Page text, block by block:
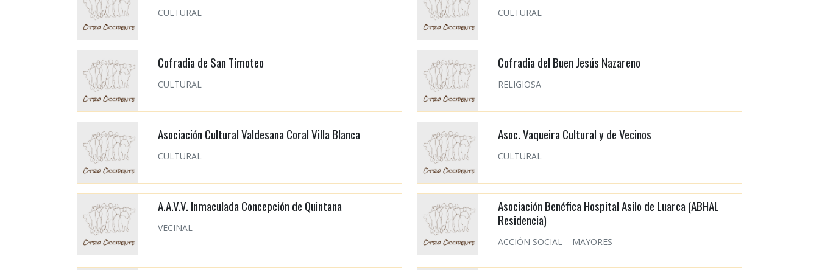
CULTURAL CULTURAL
Cofradia de San Timoteo
CULTURAL
Cofradia del Buen Jesús Nazareno
RELIGIOSA
Asociación Cultural Valdesana Coral Villa Blanca
CULTURAL
Asoc. Vaqueira Cultural y de Vecinos
CULTURAL
A.A.V.V. Inmaculada Concepción de Quintana
VECINAL
Asociación Benéfica Hospital Asilo de Luarca (ABHAL
Residencia)
ACCIÓN SOCIAL MAYORES